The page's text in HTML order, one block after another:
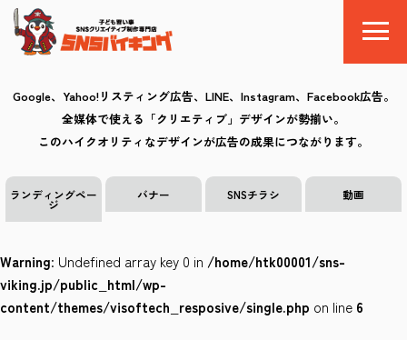
SNSバイキングとは
料金
制作の流れ
クリエイティブ
Google、Yahoo!リスティング広告、LINE、Instagram、Facebook広告。
全媒体で使える「クリエティブ」デザインが勢揃い。
このハイクオリティなデザインが広告の成果につながります。
ランディングペー
ジ
バナー SNSチラシ 動画
Warning: Undefined array key 0 in /home/htk00001/sns-
viking.jp/public_html/wp-
content/themes/visoftech_resposive/single.php on line 6